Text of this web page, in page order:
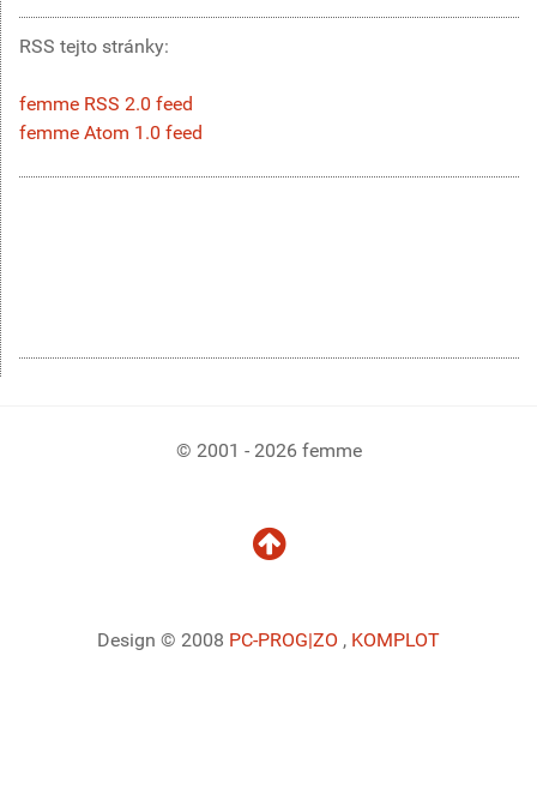
RSS tejto stránky:
femme RSS 2.0 feed
femme Atom 1.0 feed
© 2001 - 2026 femme
Design © 2008 PC-PROG|ZO , KOMPLOT